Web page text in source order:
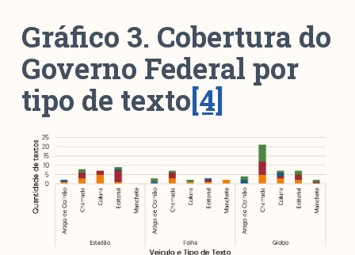
Gráfico 3. Cobertura do
Governo Federal por
tipo de texto[4]